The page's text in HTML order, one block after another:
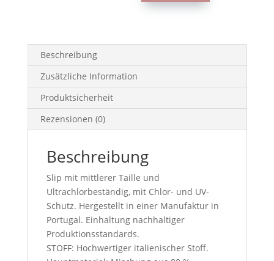
Beschreibung
Zusätzliche Information
Produktsicherheit
Rezensionen (0)
Beschreibung
Slip mit mittlerer Taille und
Ultrachlorbeständig, mit Chlor- und UV-
Schutz. Hergestellt in einer Manufaktur in
Portugal. Einhaltung nachhaltiger
Produktionsstandards.
STOFF: Hochwertiger italienischer Stoff.